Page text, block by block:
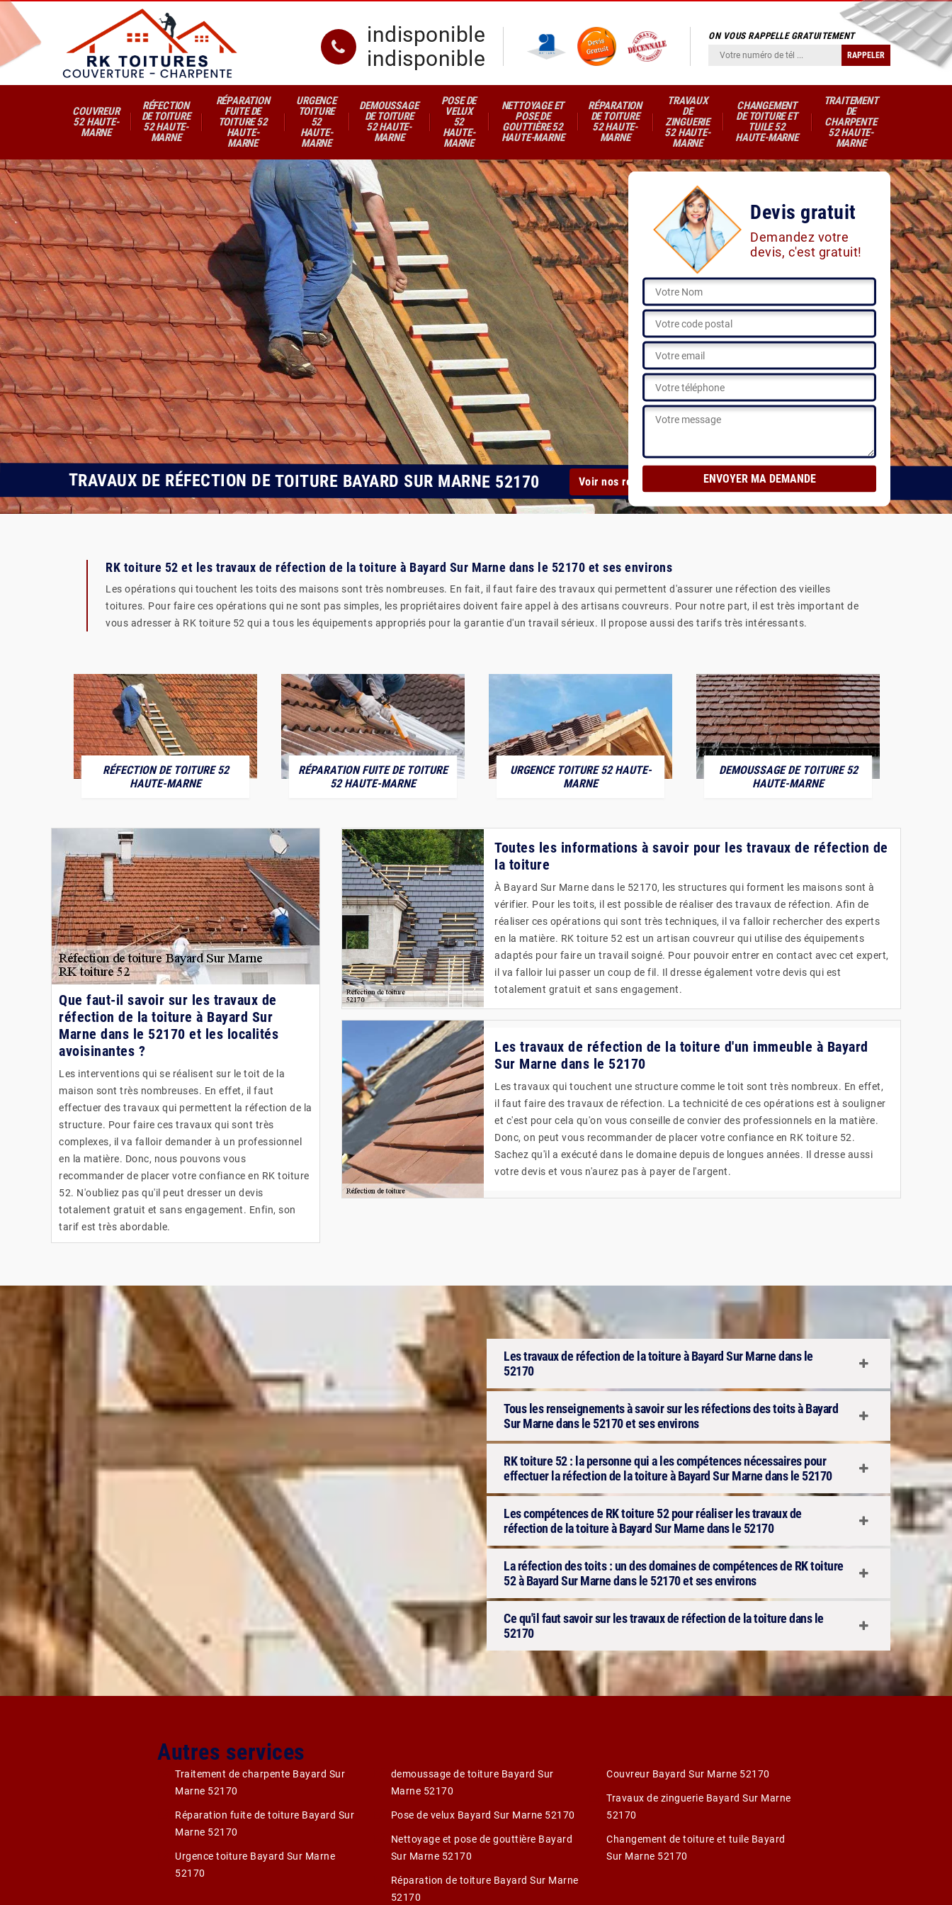
indisponible
indisponible
ON VOUS RAPPELLE GRATUITEMENT
COUVREUR
52 HAUTE-
MARNE
RÉFECTION
DE TOITURE
52 HAUTE-
MARNE
RÉPARATION
FUITE DE
TOITURE 52
HAUTE-
MARNE
URGENCE
TOITURE
52
HAUTE-
MARNE
DEMOUSSAGE
DE TOITURE
52 HAUTE-
MARNE
POSE DE
VELUX
52
HAUTE-
MARNE
NETTOYAGE ET
POSE DE
GOUTTIÈRE 52
HAUTE-MARNE
RÉPARATION
DE TOITURE
52 HAUTE-
MARNE
TRAVAUX
DE
ZINGUERIE
52 HAUTE-
MARNE
CHANGEMENT
DE TOITURE ET
TUILE 52
HAUTE-MARNE
TRAITEMENT
DE
CHARPENTE
52 HAUTE-
MARNE
Devis gratuit
Demandez votre
devis, c'est gratuit!
TRAVAUX DE RÉFECTION DE TOITURE BAYARD SUR MARNE 52170 Voir nos réalisations
RK toiture 52 et les travaux de réfection de la toiture à Bayard Sur Marne dans le 52170 et ses environs
Les opérations qui touchent les toits des maisons sont très nombreuses. En fait, il faut faire des travaux qui permettent d'assurer une réfection des vieilles
toitures. Pour faire ces opérations qui ne sont pas simples, les propriétaires doivent faire appel à des artisans couvreurs. Pour notre part, il est très important de
vous adresser à RK toiture 52 qui a tous les équipements appropriés pour la garantie d'un travail sérieux. Il propose aussi des tarifs très intéressants.
RÉFECTION DE TOITURE 52
HAUTE-MARNE
RÉPARATION FUITE DE TOITURE
52 HAUTE-MARNE
URGENCE TOITURE 52 HAUTE-
MARNE
DEMOUSSAGE DE TOITURE 52
HAUTE-MARNE
Que faut-il savoir sur les travaux de
réfection de la toiture à Bayard Sur
Marne dans le 52170 et les localités
avoisinantes ?
Les interventions qui se réalisent sur le toit de la
maison sont très nombreuses. En effet, il faut
effectuer des travaux qui permettent la réfection de la
structure. Pour faire ces travaux qui sont très
complexes, il va falloir demander à un professionnel
en la matière. Donc, nous pouvons vous
recommander de placer votre confiance en RK toiture
52. N'oubliez pas qu'il peut dresser un devis
totalement gratuit et sans engagement. Enfin, son
tarif est très abordable.
Toutes les informations à savoir pour les travaux de réfection de
la toiture
À Bayard Sur Marne dans le 52170, les structures qui forment les maisons sont à
vérifier. Pour les toits, il est possible de réaliser des travaux de réfection. Afin de
réaliser ces opérations qui sont très techniques, il va falloir rechercher des experts
en la matière. RK toiture 52 est un artisan couvreur qui utilise des équipements
adaptés pour faire un travail soigné. Pour pouvoir entrer en contact avec cet expert,
il va falloir lui passer un coup de fil. Il dresse également votre devis qui est
totalement gratuit et sans engagement.
Les travaux de réfection de la toiture d'un immeuble à Bayard
Sur Marne dans le 52170
Les travaux qui touchent une structure comme le toit sont très nombreux. En effet,
il faut faire des travaux de réfection. La technicité de ces opérations est à souligner
et c'est pour cela qu'on vous conseille de convier des professionnels en la matière.
Donc, on peut vous recommander de placer votre confiance en RK toiture 52.
Sachez qu'il a exécuté dans le domaine depuis de longues années. Il dresse aussi
votre devis et vous n'aurez pas à payer de l'argent.
Les travaux de réfection de la toiture à Bayard Sur Marne dans le
52170
Tous les renseignements à savoir sur les réfections des toits à Bayard
Sur Marne dans le 52170 et ses environs
RK toiture 52 : la personne qui a les compétences nécessaires pour
effectuer la réfection de la toiture à Bayard Sur Marne dans le 52170
Les compétences de RK toiture 52 pour réaliser les travaux de
réfection de la toiture à Bayard Sur Marne dans le 52170
La réfection des toits : un des domaines de compétences de RK toiture
52 à Bayard Sur Marne dans le 52170 et ses environs
Ce qu'il faut savoir sur les travaux de réfection de la toiture dans le
52170
Autres services
Traitement de charpente Bayard Sur
Marne 52170
Réparation fuite de toiture Bayard Sur
Marne 52170
Urgence toiture Bayard Sur Marne
52170
demoussage de toiture Bayard Sur
Marne 52170
Pose de velux Bayard Sur Marne 52170
Nettoyage et pose de gouttière Bayard
Sur Marne 52170
Réparation de toiture Bayard Sur Marne
52170
Couvreur Bayard Sur Marne 52170
Travaux de zinguerie Bayard Sur Marne
52170
Changement de toiture et tuile Bayard
Sur Marne 52170